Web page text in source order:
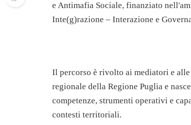
e Antimafia Sociale, finanziato
Inte(g)razione – Interazione e
Il percorso è rivolto ai mediatori e
regionale della Regione Puglia e
competenze, strumenti operativi e
contesti territoriali.